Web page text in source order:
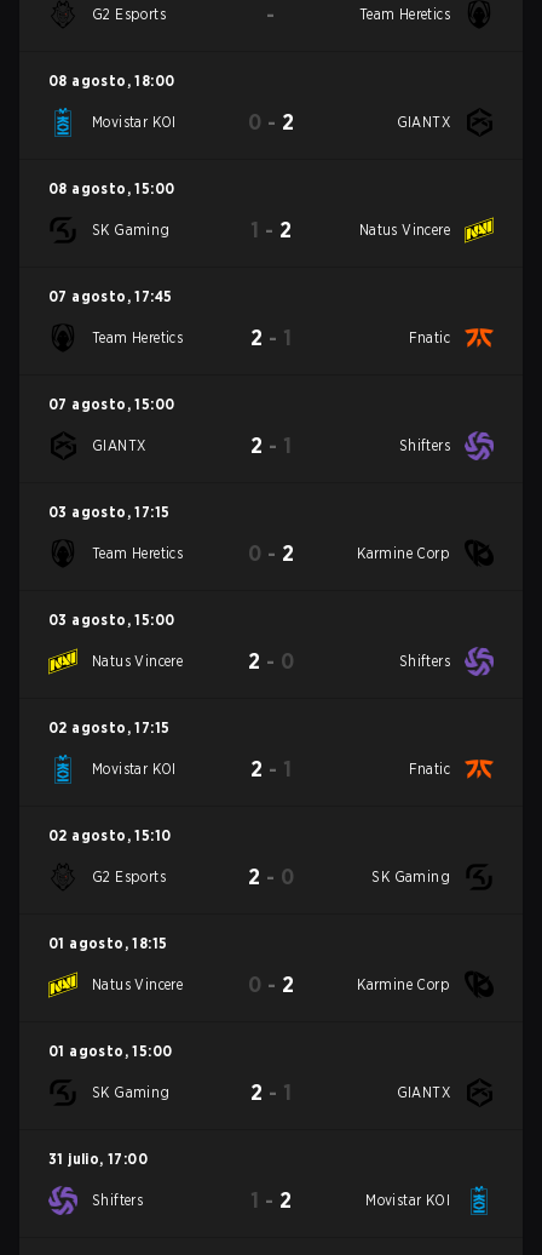
G2 Esports - Team Heretics
08 agosto , 18:00
Movistar KOI 0 - 2 GIANTX
08 agosto , 15:00
SK Gaming 1 - 2 Natus Vincere
07 agosto , 17:45
Team Heretics 2 - 1 Fnatic
07 agosto , 15:00
GIANTX 2 - 1 Shifters
03 agosto , 17:15
Team Heretics 0 - 2 Karmine Corp
03 agosto , 15:00
Natus Vincere 2 - 0 Shifters
02 agosto , 17:15
Movistar KOI 2 - 1 Fnatic
02 agosto , 15:10
G2 Esports 2 - 0 SK Gaming
01 agosto , 18:15
Natus Vincere 0 - 2 Karmine Corp
01 agosto , 15:00
SK Gaming 2 - 1 GIANTX
31 julio, 17:00
Shifters 1 - 2 Movistar KOI